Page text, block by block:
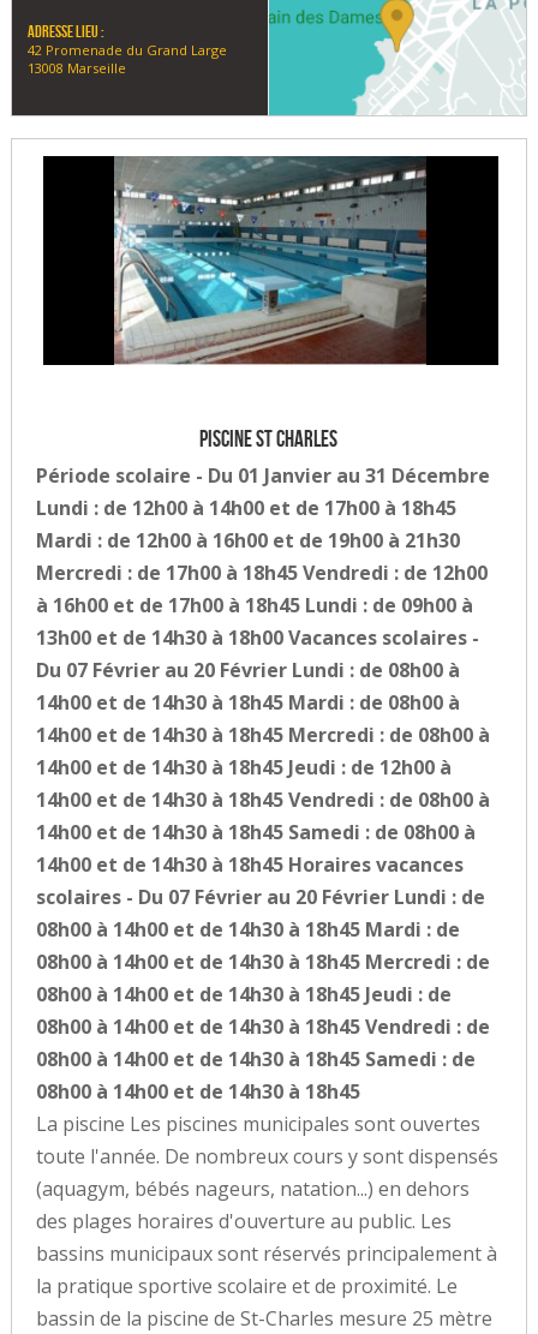
Adresse lieu :
42 Promenade du Grand Large
13008 Marseille
Piscine St Charles
Période scolaire - Du 01 Janvier au 31 Décembre
Lundi : de 12h00 à 14h00 et de 17h00 à 18h45
Mardi : de 12h00 à 16h00 et de 19h00 à 21h30
Mercredi : de 17h00 à 18h45 Vendredi : de 12h00
à 16h00 et de 17h00 à 18h45 Lundi : de 09h00 à
13h00 et de 14h30 à 18h00 Vacances scolaires -
Du 07 Février au 20 Février Lundi : de 08h00 à
14h00 et de 14h30 à 18h45 Mardi : de 08h00 à
14h00 et de 14h30 à 18h45 Mercredi : de 08h00 à
14h00 et de 14h30 à 18h45 Jeudi : de 12h00 à
14h00 et de 14h30 à 18h45 Vendredi : de 08h00 à
14h00 et de 14h30 à 18h45 Samedi : de 08h00 à
14h00 et de 14h30 à 18h45 Horaires vacances
scolaires - Du 07 Février au 20 Février Lundi : de
08h00 à 14h00 et de 14h30 à 18h45 Mardi : de
08h00 à 14h00 et de 14h30 à 18h45 Mercredi : de
08h00 à 14h00 et de 14h30 à 18h45 Jeudi : de
08h00 à 14h00 et de 14h30 à 18h45 Vendredi : de
08h00 à 14h00 et de 14h30 à 18h45 Samedi : de
08h00 à 14h00 et de 14h30 à 18h45
La piscine Les piscines municipales sont ouvertes
toute l'année. De nombreux cours y sont dispensés
(aquagym, bébés nageurs, natation...) en dehors
des plages horaires d'ouverture au public. Les
bassins municipaux sont réservés principalement à
la pratique sportive scolaire et de proxim­ité. Le
bassin de la piscine de St-Charles mesure 25 mètre